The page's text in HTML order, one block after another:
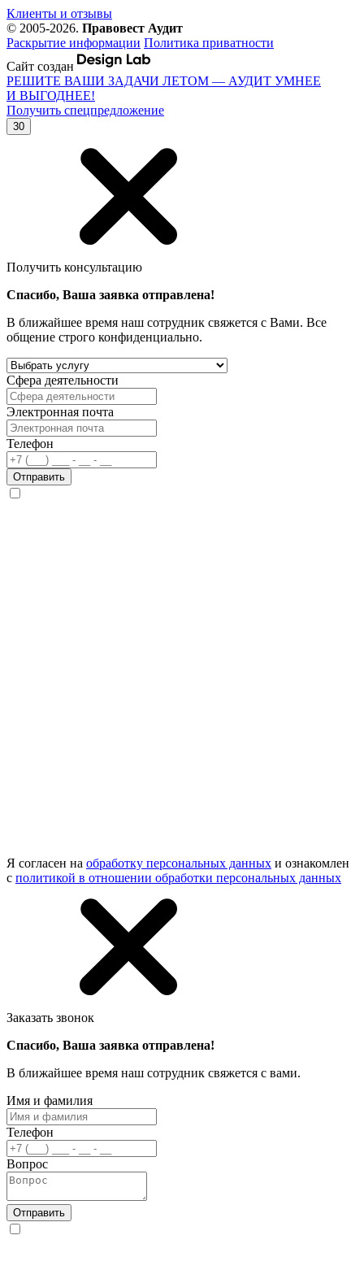
Клиенты и отзывы
© 2005-2026. Правовест Аудит
Раскрытие информации Политика приватности
Сайт создан
РЕШИТЕ ВАШИ ЗАДАЧИ ЛЕТОМ — АУДИТ УМНЕЕ
И ВЫГОДНЕЕ!
Получить спецпредложение
30
Получить консультацию
Спасибо, Ваша заявка отправлена!
В ближайшее время наш сотрудник свяжется с Вами. Все
общение строго конфиденциально.
Сфера деятельности
Электронная почта
Телефон
Отправить
Я согласен на обработку персональных данных и ознакомлен
с политикой в отношении обработки персональных данных
Заказать звонок
Спасибо, Ваша заявка отправлена!
В ближайшее время наш сотрудник свяжется с вами.
Имя и фамилия
Телефон
Вопрос
Отправить